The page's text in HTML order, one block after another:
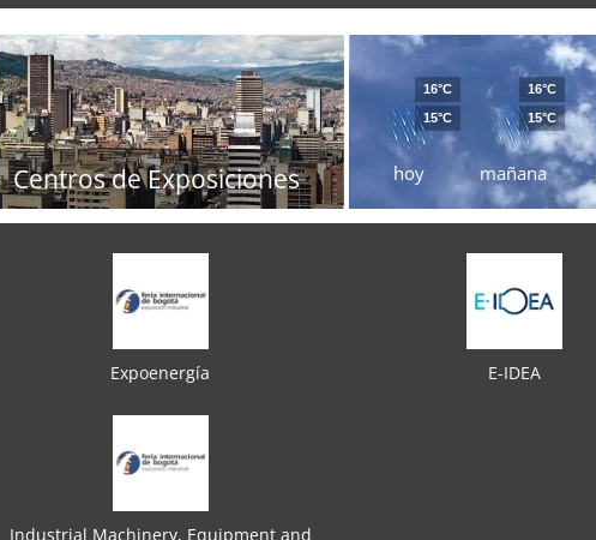
Centros de Exposiciones hoy
16°C
15°C
mañana
16°C
15°C
Expoenergía E-IDEA
Industrial Machinery, Equipment and